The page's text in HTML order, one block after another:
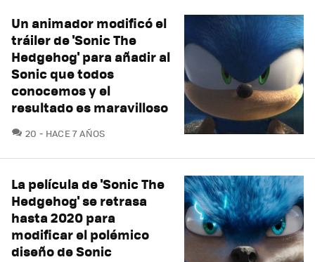
Un animador modificó el
tráiler de 'Sonic The
Hedgehog' para añadir al
Sonic que todos
conocemos y el
resultado es maravilloso
20 COMENTARIOS
HACE 7 AÑOS
La película de 'Sonic The
Hedgehog' se retrasa
hasta 2020 para
modificar el polémico
diseño de Sonic